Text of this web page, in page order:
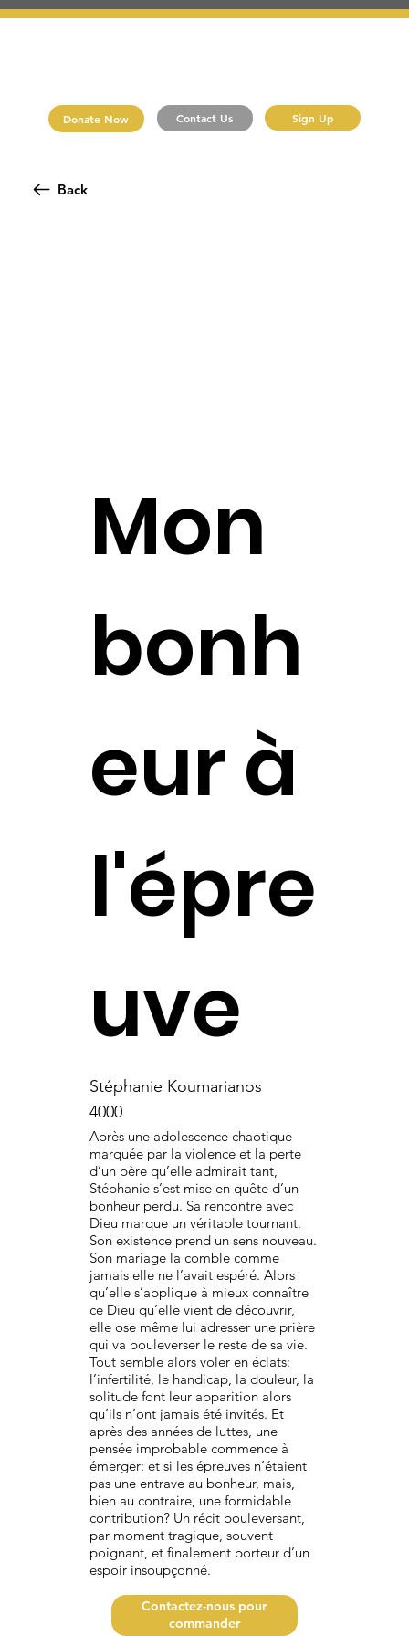
Donate Now Contact Us Sign Up
Back
Mon
bonh
eur à
l'épre
uve
Stéphanie Koumarianos
4000
Après une adolescence chaotique
marquée par la violence et la perte
d’un père qu’elle admirait tant,
Stéphanie s’est mise en quête d’un
bonheur perdu. Sa rencontre avec
Dieu marque un véritable tournant.
Son existence prend un sens nouveau.
Son mariage la comble comme
jamais elle ne l’avait espéré. Alors
qu’elle s’applique à mieux connaître
ce Dieu qu’elle vient de découvrir,
elle ose même lui adresser une prière
qui va bouleverser le reste de sa vie.
Tout semble alors voler en éclats:
l’infertilité, le handicap, la douleur, la
solitude font leur apparition alors
qu’ils n’ont jamais été invités. Et
après des années de luttes, une
pensée improbable commence à
émerger: et si les épreuves n’étaient
pas une entrave au bonheur, mais,
bien au contraire, une formidable
contribution? Un récit bouleversant,
par moment tragique, souvent
poignant, et finalement porteur d’un
espoir insoupçonné.
Contactez-nous pour
commander